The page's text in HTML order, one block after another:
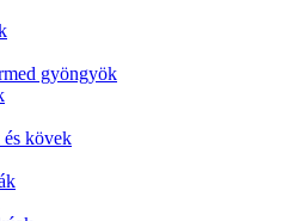
gyöngyök
kövek